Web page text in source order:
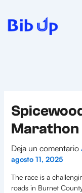
contenido
Marathon
Deja un comentario
agosto 11, 2025
The race is a
roads in Burnet